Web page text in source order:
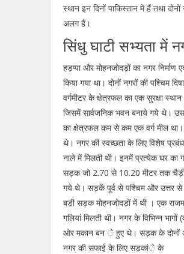
स्थान इन दिनों पाकिस्तान में हैं तथा दोनों
अलग हैं।
सिंधु घाटी सभ्यता में
हड़प्पा और मोहनजोदड़ों का नगर निर्माण
किया गया था। दोनों नगरों की
वर्गमीटर के क्षेत्रफल का एक सुरक्षा
जिसमें सार्वजनिक भवन बनाये गये थे।
का क्षेत्रफल कम से कम एक वर्ग मील था।
थे। नगर की स्वच्छता के लिए विशेष
नाले में मिलती थी। इनमें प्रत्येक घर का
सड़क जो 2.70 से 10.20 मीटर तक चैड़ी
गये थे। सड़कें पूर्व से पश्चिम और उत्तर
बड़ी सड़क मोहनजोदड़ों में थी । एक
गलियां मिलती थी। नगर के विभिन्न भागों
ओर मकान बन े हुए थे। सड़क के दोनों
नगर की सफाई के लिए सड़कांे के